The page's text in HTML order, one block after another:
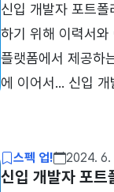
신입 개발자 포트
하기 위해 이력서
플랫폼에서 제공하
에 이어서... 신입
(프로필 작성)개요
스펙 업! 2024. 6.
신입 개발자 포